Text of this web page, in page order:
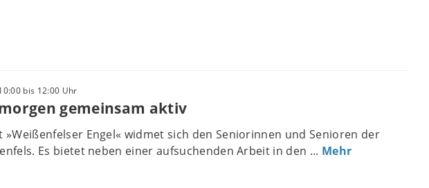
bis 12:00 Uhr
gemeinsam aktiv
»Weißenfelser Engel« widmet sich den Seniorinnen und Senioren der
Es bietet neben einer aufsuchenden Arbeit in den ... Mehr